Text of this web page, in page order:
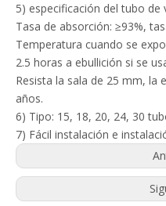
5) especificación del tubo de
Tasa de absorción: ≥93%,
Temperatura cuando se
2.5 horas a ebullición si se
Resista la sala de 25 mm, la
años.
6) Tipo: 15, 18, 20, 24, 30
7) Fácil instalación e